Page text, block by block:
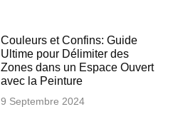
Couleurs et Confins: Guide
Ultime pour Délimiter des
Zones dans un Espace Ouvert
avec la Peinture
9 Septembre 2024